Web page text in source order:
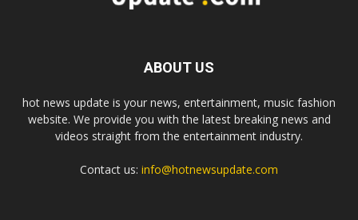
ABOUT US
hot news update is your news, entertainment, music fashion
website. We provide you with the latest breaking news and
videos straight from the entertainment industry.
Contact us: info@hotnewsupdate.com